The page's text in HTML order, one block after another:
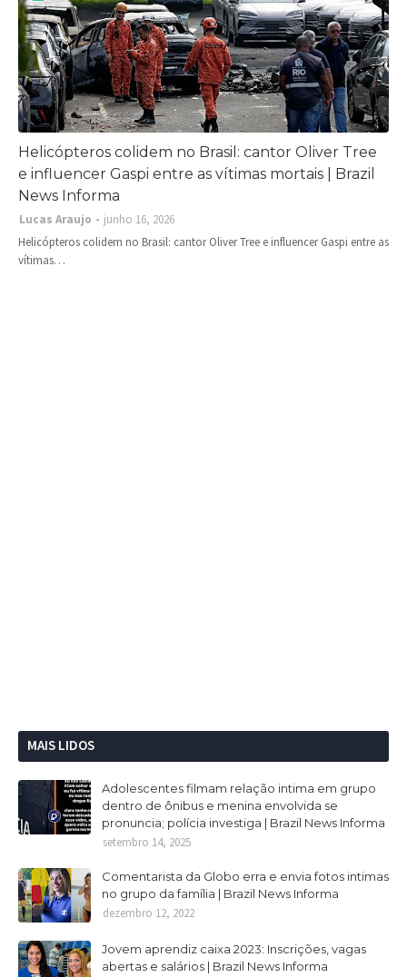
Helicópteros colidem no Brasil: cantor Oliver Tree
e influencer Gaspi entre as vítimas mortais | Brazil
News Informa
Lucas Araujo
junho 16, 2026
Helicópteros colidem no Brasil: cantor Oliver Tree e influencer Gaspi entre as
vítimas…
MAIS LIDOS
Adolescentes filmam relação intima em grupo
dentro de ônibus e menina envolvida se
pronuncia; polícia investiga | Brazil News Informa
setembro 14, 2025
Comentarista da Globo erra e envia fotos intimas
no grupo da família | Brazil News Informa
dezembro 12, 2022
Jovem aprendiz caixa 2023: Inscrições, vagas
abertas e salários | Brazil News Informa